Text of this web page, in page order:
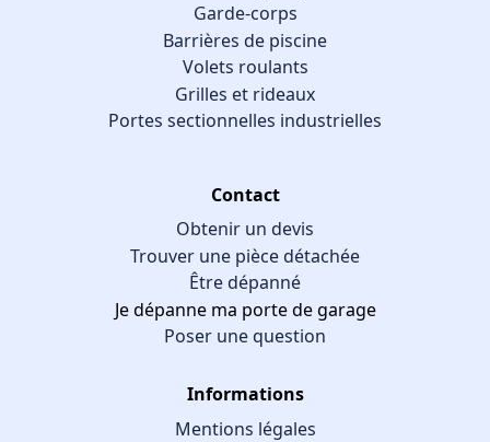
Garde-corps
Barrières de piscine
Volets roulants
Grilles et rideaux
Portes sectionnelles industrielles
Contact
Obtenir un devis
Trouver une pièce détachée
Être dépanné
Je dépanne ma porte de garage
Poser une question
Informations
Mentions légales